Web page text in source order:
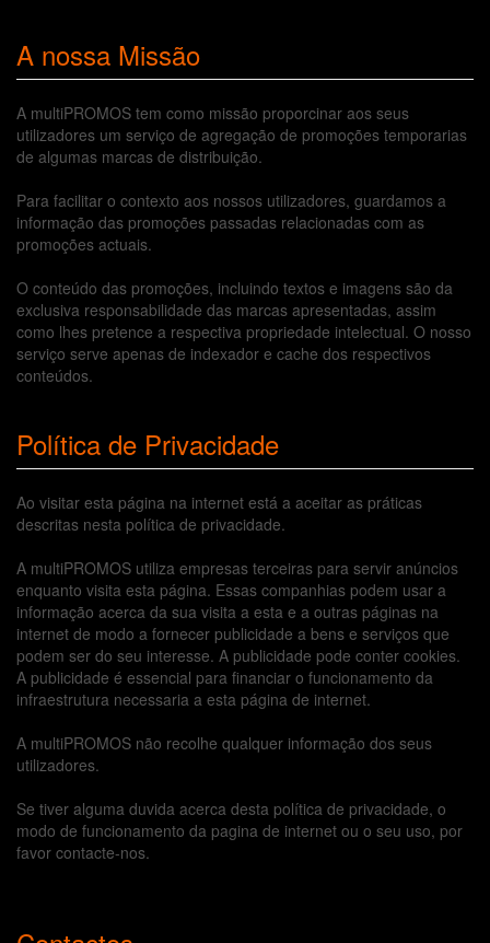
A nossa Missão
A multiPROMOS tem como missão proporcinar aos seus
utilizadores um serviço de agregação de promoções temporarias
de algumas marcas de distribuição.
Para facilitar o contexto aos nossos utilizadores, guardamos a
informação das promoções passadas relacionadas com as
promoções actuais.
O conteúdo das promoções, incluindo textos e imagens são da
exclusiva responsabilidade das marcas apresentadas, assim
como lhes pretence a respectiva propriedade intelectual. O nosso
serviço serve apenas de indexador e cache dos respectivos
conteúdos.
Política de Privacidade
Ao visitar esta página na internet está a aceitar as práticas
descritas nesta política de privacidade.
A multiPROMOS utiliza empresas terceiras para servir anúncios
enquanto visita esta página. Essas companhias podem usar a
informação acerca da sua visita a esta e a outras páginas na
internet de modo a fornecer publicidade a bens e serviços que
podem ser do seu interesse. A publicidade pode conter cookies.
A publicidade é essencial para financiar o funcionamento da
infraestrutura necessaria a esta página de internet.
A multiPROMOS não recolhe qualquer informação dos seus
utilizadores.
Se tiver alguma duvida acerca desta política de privacidade, o
modo de funcionamento da pagina de internet ou o seu uso, por
favor contacte-nos.